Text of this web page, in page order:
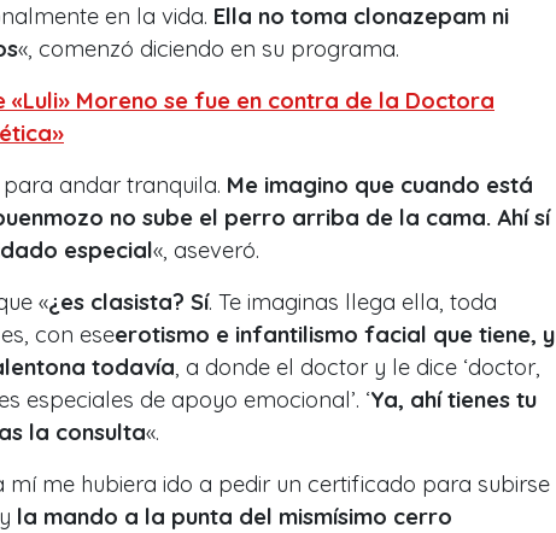
en la vida. Ella no toma clonazepam ni
«, comenzó diciendo en su programa.
«Luli» Moreno se fue en contra de la Doctora
andar tranquila. Me imagino que cuando está
no sube el perro arriba de la cama. Ahí sí
especial«, aseveró.
«¿es clasista? Sí. Te imaginas llega ella, toda
con eseerotismo e infantilismo facial que tiene, y
todavía , a donde el doctor y le dice ‘doctor,
especiales de apoyo emocional’. ‘Ya, ahí tienes tu
la consulta«.
mí me hubiera ido a pedir un certificado para subirse
la mando a la punta del mismísimo cerro